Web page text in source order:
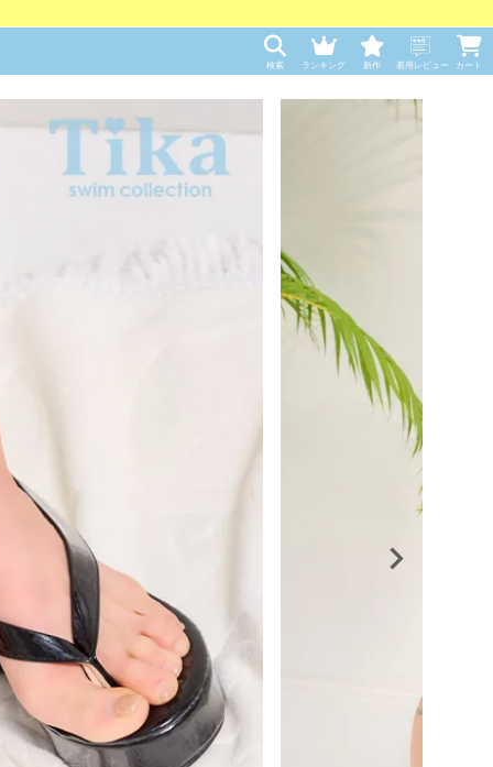
検索 ランキング 新作 着用レビュー カート